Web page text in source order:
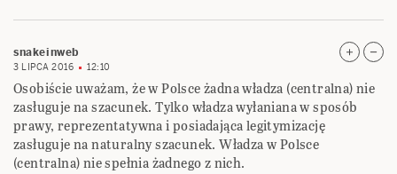
snakeinweb
3 LIPCA 2016 12:10
Osobiście uważam, że w Polsce żadna władza (centralna) nie
zasługuje na szacunek. Tylko władza wyłaniana w sposób
prawy, reprezentatywna i posiadająca legitymizację
zasługuje na naturalny szacunek. Władza w Polsce
(centralna) nie spełnia żadnego z nich.